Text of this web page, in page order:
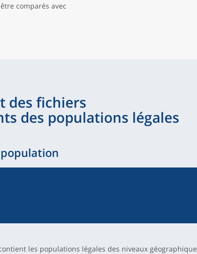
comparés avec
des fichiers
des populations légales
les populations légales des niveaux